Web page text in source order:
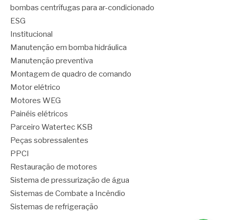
bombas centrífugas para ar-condicionado
ESG
Institucional
Manutenção em bomba hidráulica
Manutenção preventiva
Montagem de quadro de comando
Motor elétrico
Motores WEG
Painéis elétricos
Parceiro Watertec KSB
Peças sobressalentes
PPCI
Restauração de motores
Sistema de pressurização de água
Sistemas de Combate a Incêndio
Sistemas de refrigeração